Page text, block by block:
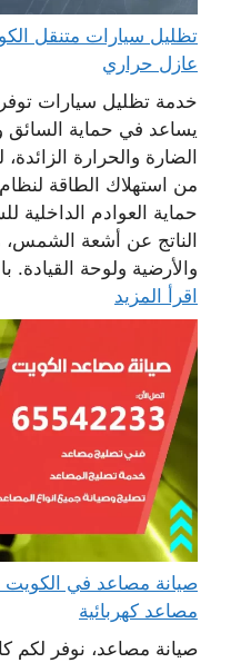
عازل حراري
خدمة تظليل سيارات توفر
يساعد في حماية
الضارة والحرارة الزائدة،
من استهلاك الطاقة
حماية العوادم الداخلية
الناتج عن أشعة
والأرضية ولوحة القيادة.
اقرأ المزيد
مصاعد كهربائية
صيانة مصاعد، نوفر لكم